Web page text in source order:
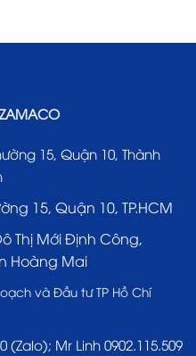
15, Quận 10, Thành
15, Quận 10, TP.HCM
Thị Mới Định Công,
Hoàng Mai
và Đầu tư TP Hồ Chí
(Zalo); Mr Linh 0902.115.509